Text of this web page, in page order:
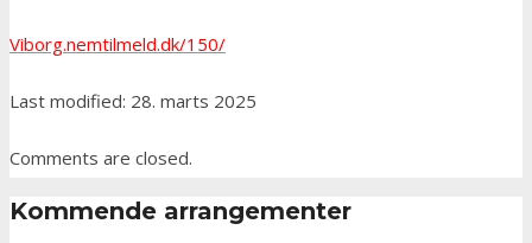
Viborg.nemtilmeld.dk/150/
Last modified: 28. marts 2025
Comments are closed.
Kommende arrangementer